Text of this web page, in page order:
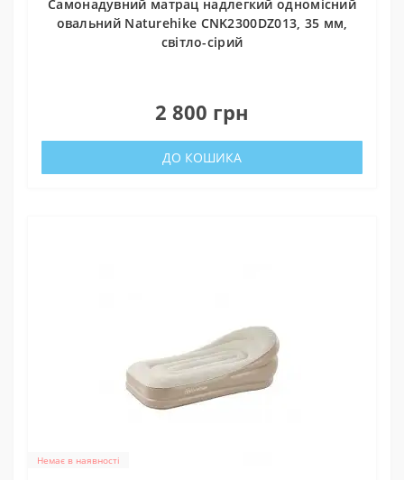
Самонадувний матрац надлегкий одномісний
овальний Naturehike CNK2300DZ013, 35 мм,
світло-сірий
2 800 грн
ДО КОШИКА
Немає в наявності